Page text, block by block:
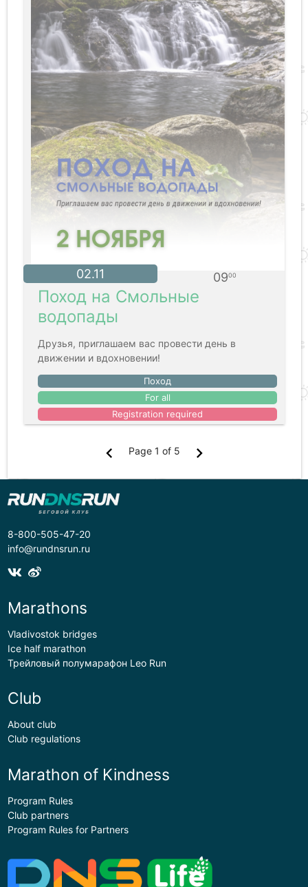
02.11 0900
Поход на Смольные
водопады
Друзья, приглашаем вас провести день в
движении и вдохновении!
Поход
For all
Registration required
chevron_left Page 1 of 5 chevron_right
8-800-505-47-20
info@rundnsrun.ru
Marathons
Vladivostok bridges
Ice half marathon
Трейловый полумарафон Leo Run
Club
About club
Club regulations
Marathon of Kindness
Program Rules
Club partners
Program Rules for Partners